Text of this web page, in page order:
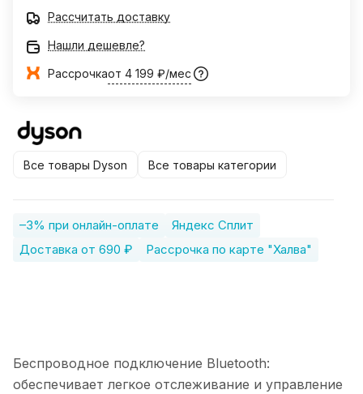
Рассчитать доставку
Нашли дешевле?
Рассрочкаот 4 199 ₽/мес
Все товары Dyson Все товары категории
–3% при онлайн-оплате
Яндекс Сплит
Доставка от 690 ₽
Рассрочка по карте "Халва"
Беспроводное подключение Bluetooth:
обеспечивает легкое отслеживание и управление